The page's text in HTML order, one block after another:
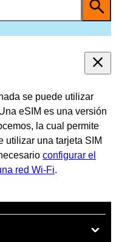
se puede utilizar
eSIM es una versión
la cual permite
utilizar una tarjeta SIM
configurar el
red Wi-Fi.